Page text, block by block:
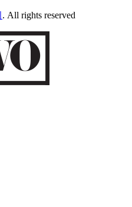
. All rights reserved